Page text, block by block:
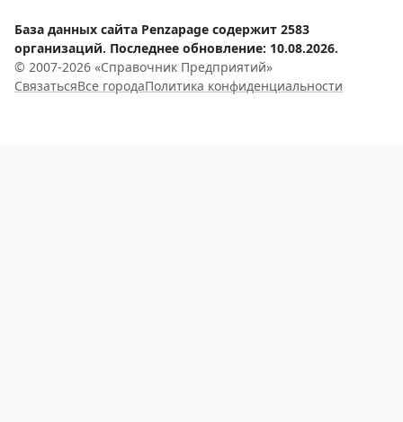
База данных сайта Penzapage содержит 2583
организаций. Последнее обновление: 10.08.2026.
© 2007-2026 «Справочник Предприятий»
СвязатьсяВсе городаПолитика конфиденциальности